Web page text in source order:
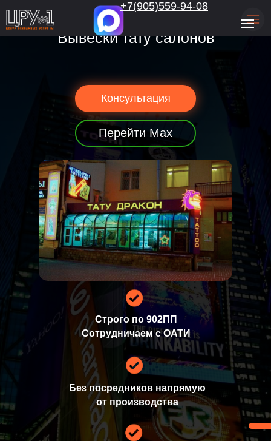
+7(905)559-94-08
Перейти Max
Консультация
Вывески тату салонов
Строго по 902ПП
Сотрудничаем с ОАТИ
Без посредников напрямую
от производства